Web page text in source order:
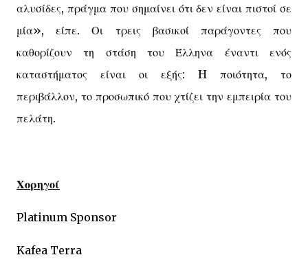
αλυσίδες, πράγμα που σημαίνει ότι δεν είναι πιστοί σε
μία», είπε. Οι τρεις βασικοί παράγοντες που
καθορίζουν τη στάση του Έλληνα έναντι ενός
καταστήματος είναι οι εξής: H ποιότητα, το
περιβάλλον, το προσωπικό που χτίζει την εμπειρία του
πελάτη.
Χορηγοί
Platinum Sponsor
Kafea Terra